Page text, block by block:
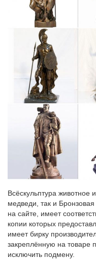
Фигурки и статуэтки
магазине.
Символы года. Фигурки и
статуэтки собак ]. Цена:
Статуэтки собак | МЕНЮ
Собака 2118_GE.
2600,00 руб. Описание
2122_GE.Теперь у нас
по цене, так и по
того, поступили…
Статуэтки собак, купить
Интернет-магазин
собаки по низким
выбрать статуэтки собак
России. Отзывы и
Всёскульптура животное
медведи, так и
на сайте, имеет
копии которых
имеет бирку
закреплённую на товаре
исключить подмену.